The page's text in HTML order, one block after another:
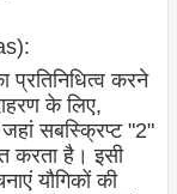
प्रतिनिधित्व करने
के लिए,
सबस्क्रिप्ट "2"
करता है। इसी
यौगिकों की